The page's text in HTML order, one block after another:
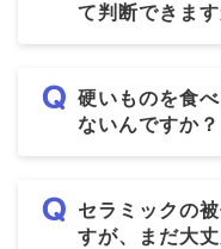
て判断できます
硬いものを食
ないんですか？
セラミックの
すが、まだ大丈